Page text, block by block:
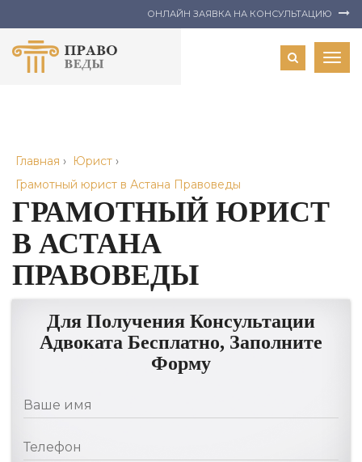
ОНЛАЙН ЗАЯВКА НА КОНСУЛЬТАЦИЮ
Главная › Юрист ›
Грамотный юрист в Астана Правоведы
ГРАМОТНЫЙ ЮРИСТ
В АСТАНА
ПРАВОВЕДЫ
Для Получения Консультации
Адвоката Бесплатно, Заполните
Форму